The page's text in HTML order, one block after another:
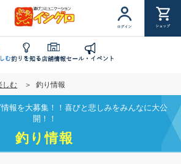
ログイン ショップ
む釣りを知る店舗情報セール・イベント
しむ 釣り情報
報を大募集！！喜びと悲しみをみんなに大公
開！！
釣り情報